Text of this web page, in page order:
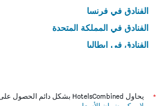
الفنادق في فرنسا
الفنادق في المملكة المتحدة
الفنادق في إيطاليا
*
يحاول HotelsCombined بشكل دائم الحصول على الأسعار الدقيقة، ولكن